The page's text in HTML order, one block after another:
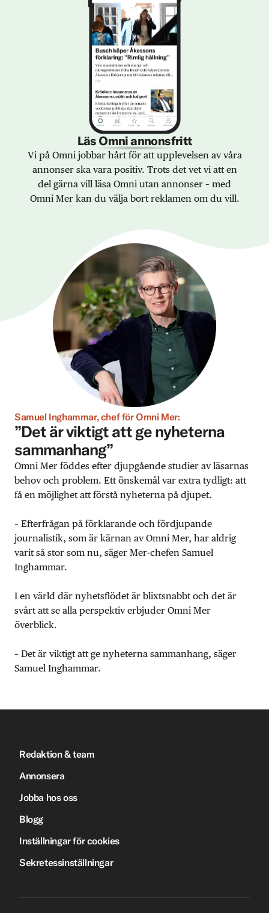
Läs Omni annonsfritt
Vi på Omni jobbar hårt för att upplevelsen av våra
annonser ska vara positiv. Trots det vet vi att en
del gärna vill läsa Omni utan annonser – med
Omni Mer kan du välja bort reklamen om du vill.
Samuel Inghammar, chef för Omni Mer:
”Det är viktigt att ge nyheterna
sammanhang”
Omni Mer föddes efter djupgående studier av läsarnas
behov och problem. Ett önskemål var extra tydligt: att
få en möjlighet att förstå nyheterna på djupet.
– Efterfrågan på förklarande och fördjupande
journalistik, som är kärnan av Omni Mer, har aldrig
varit så stor som nu, säger Mer-chefen Samuel
Inghammar.
I en värld där nyhetsflödet är blixtsnabbt och det är
svårt att se alla perspektiv erbjuder Omni Mer
överblick.
– Det är viktigt att ge nyheterna sammanhang, säger
Samuel Inghammar.
Redaktion & team
Annonsera
Jobba hos oss
Blogg
Inställningar för cookies
Sekretessinställningar